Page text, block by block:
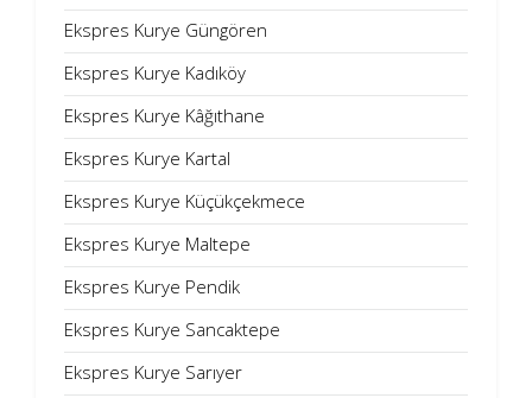
Ekspres Kurye Güngören
Ekspres Kurye Kadıköy
Ekspres Kurye Kâğıthane
Ekspres Kurye Kartal
Ekspres Kurye Küçükçekmece
Ekspres Kurye Maltepe
Ekspres Kurye Pendik
Ekspres Kurye Sancaktepe
Ekspres Kurye Sarıyer